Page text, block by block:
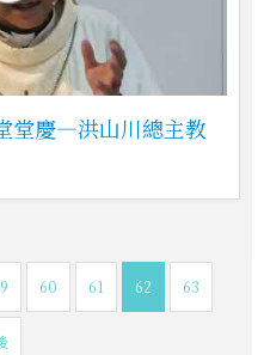
堂慶—洪山川總主教
60 61 62 63